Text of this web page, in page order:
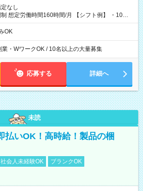
なし
働時間160時間/月 【シフト例】 ・10：
OK
業・WワークOK / 10名以上の大量募集
応募する 詳細へ
未読
払いOK！高時給！製品の梱
社会人未経験OK
ブランクOK